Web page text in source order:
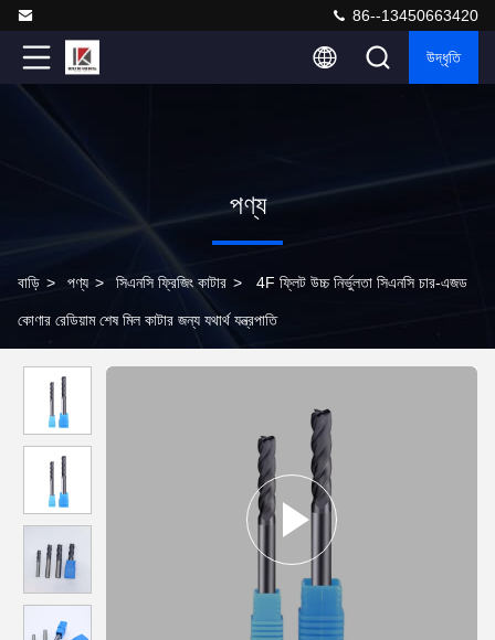
86--13450663420
উদ্ধৃতি
পণ্য
বাড়ি > পণ্য > সিএনসি ফ্রিজিং কাটার > 4F ফ্লিট উচ্চ নির্ভুলতা সিএনসি চার-এজড
কোণার রেডিয়াম শেষ মিল কাটার জন্য যথার্থ যন্ত্রপাতি